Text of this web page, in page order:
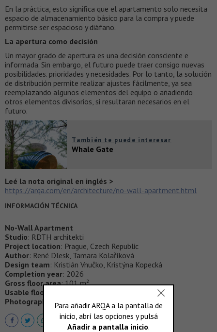
En la práctica, esto significa que el apartamento solo necesita
espacio de almacenamiento básico para la compra y puede
permitirse ser espacioso y diáfano.
La apertura como decisión
Un mayor grado de apertura es una decisión consciente e
informada. Sin embargo, el futuro puede traer consigo nuevas
posibilidades. prioridades y necesidades. Por lo tanto, la solución
de distribución permite realizar ajustes fácilmente, ya sea
reemplazando algunos elementos del equipo o añadiendo
otros elementos divisorios, si resultaran necesarios en el
futuro.
También te puede interesar
Whale Gate
Leé la nota original en inglés >
https://arqa.com/en/architecture/no-wall-apartment.html
INFORMACIÓN TÉCNICA
No-Wall Apartment
Studio: RDTH architekti
Project location: Prague, Czech Republic
Author: René Dlesk, Tamara Kolaříková
Design team: Kristián Vnučko, Kristýna Kopecká
Completion year: 2026
Gross floor area: 101 m²
Usable floor area
: 96 m² apartment; 8 m² loggia
Photographer :Filip Beránek